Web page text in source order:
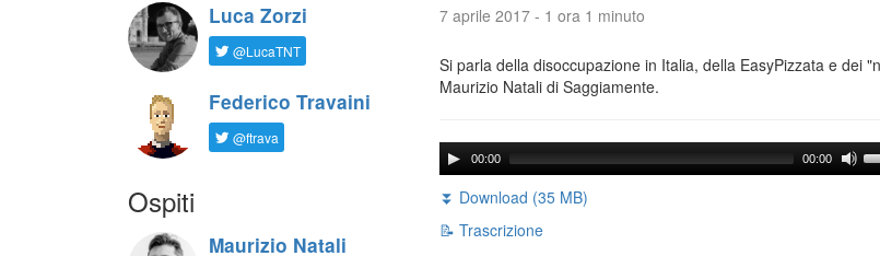
Luca Zorzi
@LucaTNT
Federico Travaini
@ftrava
Ospiti
Maurizio Natali
7 aprile 2017 - 1 ora 1 minuto
Si parla della disoccupazione in Italia, della EasyPizzata e dei
Maurizio Natali di Saggiamente.
00:00 00:00
⏬ Download (35 MB)
📝 Trascrizione